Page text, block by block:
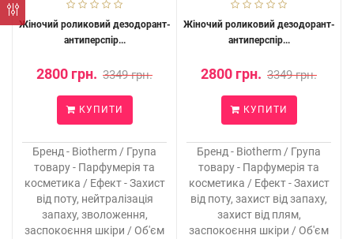
Жіночий роликовий дезодорант-
антиперспір...
2800 грн. 3349 грн.
КУПИТИ
Бренд - Biotherm / Група
товару - Парфумерія та
косметика / Ефект - Захист
від поту, нейтралізація
запаху, зволоження,
заспокоєння шкіри / Об'єм
Жіночий роликовий дезодорант-
антиперспір...
2800 грн. 3349 грн.
КУПИТИ
Бренд - Biotherm / Група
товару - Парфумерія та
косметика / Ефект - Захист
від поту, захист від запаху,
захист від плям,
заспокоєння шкіри / Об'єм